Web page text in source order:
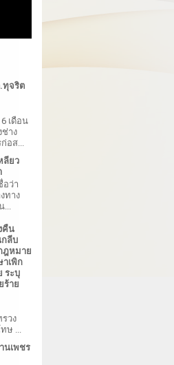
ทุจริต
เดือน
าง
ส...
ลียว
อว่า
ทาง
...
คืน
กลีบ
ฎหมาย
เพิก
ระบุ
ร้าย
วง
ษ ...
นเพชร